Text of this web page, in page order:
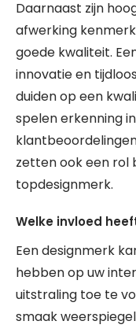
Daarnaast zijn
afwerking
goede kwaliteit.
innovatie en
duiden op een
spelen erkenning
zetten ook een rol
topdesignmerk.
Welke invloed
Een designmerk
hebben op uw
uitstraling toe te
smaak